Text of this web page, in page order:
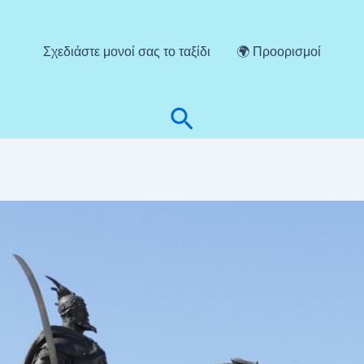
Σχεδιάστε μονοί σας το ταξίδι 🌍 Προορισμοί
Αναζήτηση